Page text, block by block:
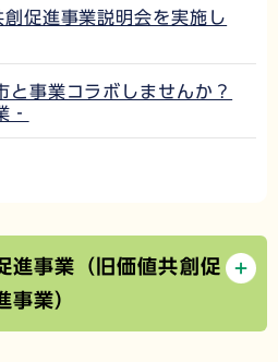
促進事業説明会を実施し
と事業コラボしませんか？
‐
進事業（旧価値共創促
事業）